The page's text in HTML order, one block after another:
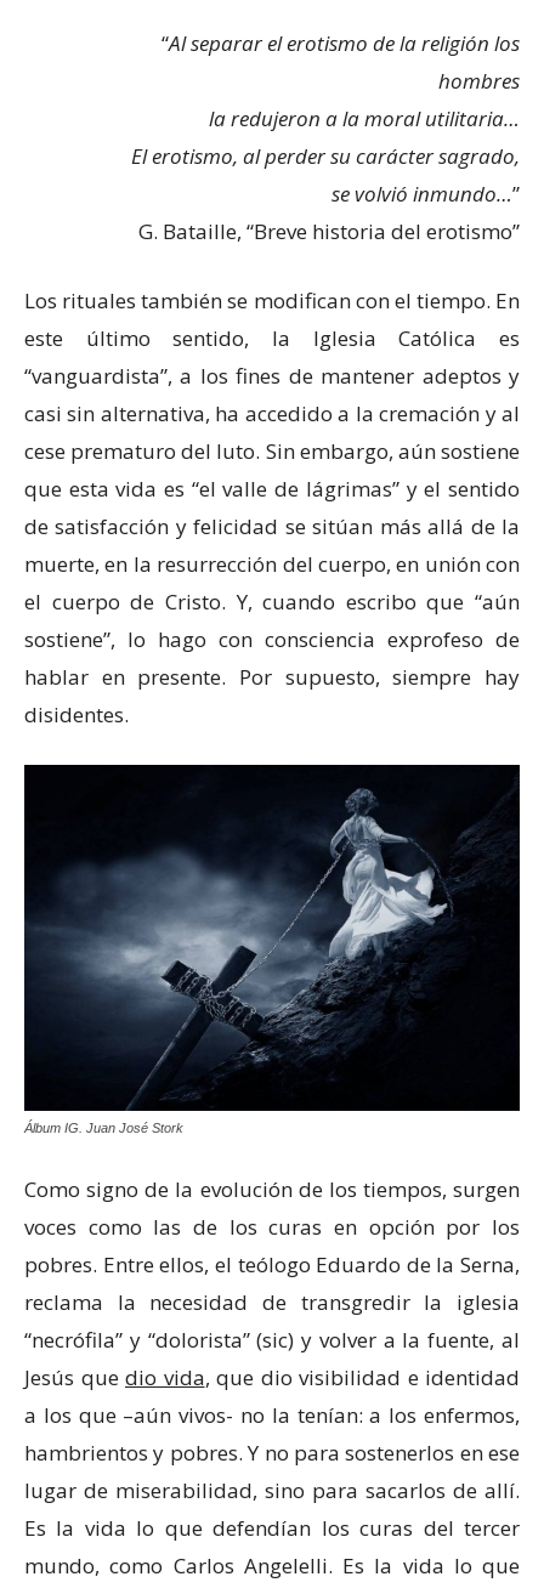
“Al separar el erotismo de la religión los
hombres
la redujeron a la moral utilitaria…
El erotismo, al perder su carácter sagrado,
se volvió inmundo…”
G. Bataille, “Breve historia del erotismo”
Los rituales también se modifican con el tiempo. En
este último sentido, la Iglesia Católica es
“vanguardista”, a los fines de mantener adeptos y
casi sin alternativa, ha accedido a la cremación y al
cese prematuro del luto. Sin embargo, aún sostiene
que esta vida es “el valle de lágrimas” y el sentido
de satisfacción y felicidad se sitúan más allá de la
muerte, en la resurrección del cuerpo, en unión con
el cuerpo de Cristo. Y, cuando escribo que “aún
sostiene”, lo hago con consciencia exprofeso de
hablar en presente. Por supuesto, siempre hay
disidentes.
Álbum IG. Juan José Stork
Como signo de la evolución de los tiempos, surgen
voces como las de los curas en opción por los
pobres. Entre ellos, el teólogo Eduardo de la Serna,
reclama la necesidad de transgredir la iglesia
“necrófila” y “dolorista” (sic) y volver a la fuente, al
Jesús que dio vida, que dio visibilidad e identidad
a los que –aún vivos- no la tenían: a los enfermos,
hambrientos y pobres. Y no para sostenerlos en ese
lugar de miserabilidad, sino para sacarlos de allí.
Es la vida lo que defendían los curas del tercer
mundo, como Carlos Angelelli. Es la vida lo que